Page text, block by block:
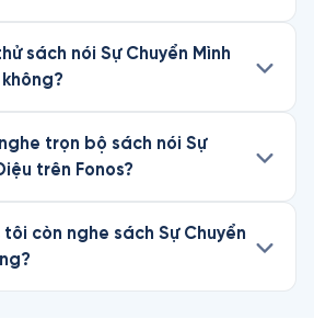
sách nói Sự Chuyển Mình
trọn bộ sách nói Sự
trên Fonos?
tôi còn nghe sách Sự Chuyển